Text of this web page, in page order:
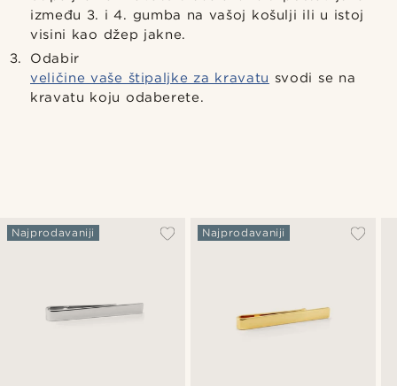
između 3. i 4. gumba na vašoj košulji ili u istoj
visini kao džep jakne.
Odabir
veličine vaše štipaljke za kravatu svodi se na
kravatu koju odaberete.
Najprodavaniji Najprodavaniji